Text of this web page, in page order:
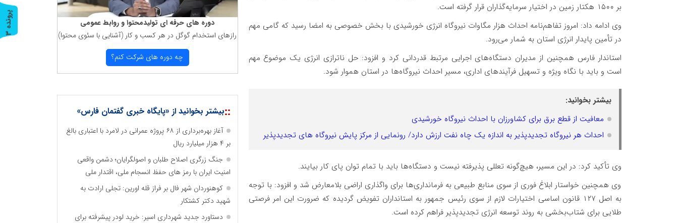
بر ۱۵۰۰ هکتار زمین در اختیار سرمایه‌گذاران قرار گرفته است.
وی ادامه داد: امروز تفاهم‌نامه احداث هزار مگاوات نیروگاه انرژی خورشیدی با بخش خصوصی به امضا رسید که گامی مهم
در تأمین پایدار انرژی استان به شمار می‌رود.
استاندار فارس همچنین از مدیران دستگاه‌های اجرایی مرتبط قدردانی کرد و افزود: حل ناترازی انرژی یک موضوع مهم
است و باید با نگاه ویژه و تسهیل فرآیندهای اداری، مسیر احداث نیروگاه‌ها در استان هموار شود.
بیشتر بخوانید:
معافیت از قطع برق برای کشاورزان با احداث نیروگاه خورشیدی
احداث هر نیروگاه تجدیدپذیر به اندازه یک چاه نفت ارزش دارد/ رونمایی از مرکز پایش نیروگاه های تجدیدپذیر
وی تأکید کرد: در این مسیر، هیچ‌گونه تعللی پذیرفته نیست و دستگاه‌ها باید با تمام توان پای کار بیایند.
وی همچنین خواستار ابلاغ فوری از سوی منابع طبیعی به فرمانداری‌ها برای واگذاری اراضی بلامعارض شد و افزود: با توجه
به اصل ۱۲۷ قانون اساسی اختیارات لازم از سوی رئیس جمهور به استانداران تفویض گردیده که ضرورت این امر فرصتی
طلایی برای شتاب‌بخشی به روند توسعه انرژی تجدیدپذیر فراهم کرده است.
دوره های حرفه ای تولیدمحتوا و روابط عمومی
رازهای استخدام گوگل در هر كسب و كار (آشنایی با سئوی محتوا)
چه دوره های شركت كنم؟
::بیشتر بخوانید از «پایگاه خبری گفتمان فارس»
آغاز بهره‌برداری از ۶۸ پروژه عمرانی در لامرد با اعتباری بالغ
بر ۴ هزار میلیارد ریال
جنگ زرگری اصلاح طلبان و اصولگرایان؛ دشمن واقعی
امنیت ایران با رمز های حفظ انسجام ملی، اقتدار ملی
کوهنوردان شهر فال بر فراز قله اورین: تجلی ارادت به
شهید دکتر کشتکار
دستاورد جدید شهرداری اسیر: خرید لودر پیشرفته برای
پ
ر
و
ن
د
ه
3